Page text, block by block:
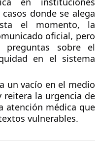
donde se alega
el momento, la
oficial, pero
preguntas sobre el
en el sistema
un vacío en el medio
reitera la urgencia de
atención médica que
vulnerables.